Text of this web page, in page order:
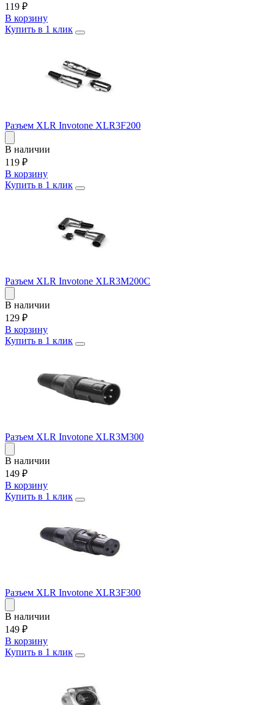
119 ₽
В корзину
Купить в 1 клик
Разъем XLR Invotone XLR3F200
В наличии
119 ₽
В корзину
Купить в 1 клик
Разъем XLR Invotone XLR3M200C
В наличии
129 ₽
В корзину
Купить в 1 клик
Разъем XLR Invotone XLR3M300
В наличии
149 ₽
В корзину
Купить в 1 клик
Разъем XLR Invotone XLR3F300
В наличии
149 ₽
В корзину
Купить в 1 клик